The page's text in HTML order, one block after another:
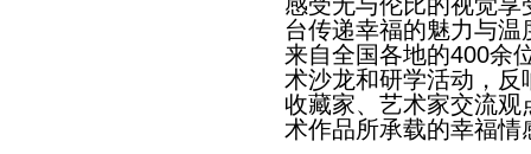
台传递幸福的魅力与
来自全国各地的400余
术沙龙和研学活动，
收藏家、艺术家交流
术作品所承载的幸福情